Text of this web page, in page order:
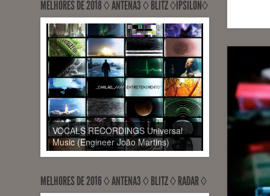
MELHORES DE 2018 ◊ ANTENA3 ◊ BLITZ ◊ÍPSILON◊
VOCALS RECORDINGS Universal
Music (Engineer João Martins)
MELHORES DE 2016 ◊ ANTENA3 ◊ BLITZ ◊ RADAR ◊